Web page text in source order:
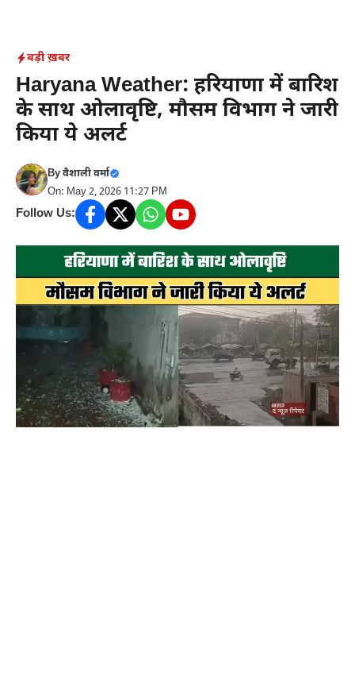
content
बड़ी ख़बर
Haryana Weather: हरियाणा में बारिश
के साथ ओलावृष्टि, मौसम विभाग ने जारी
किया ये अलर्ट
Byवैशाली वर्मा
On: May 2, 2026 11:27 PM
Follow Us: